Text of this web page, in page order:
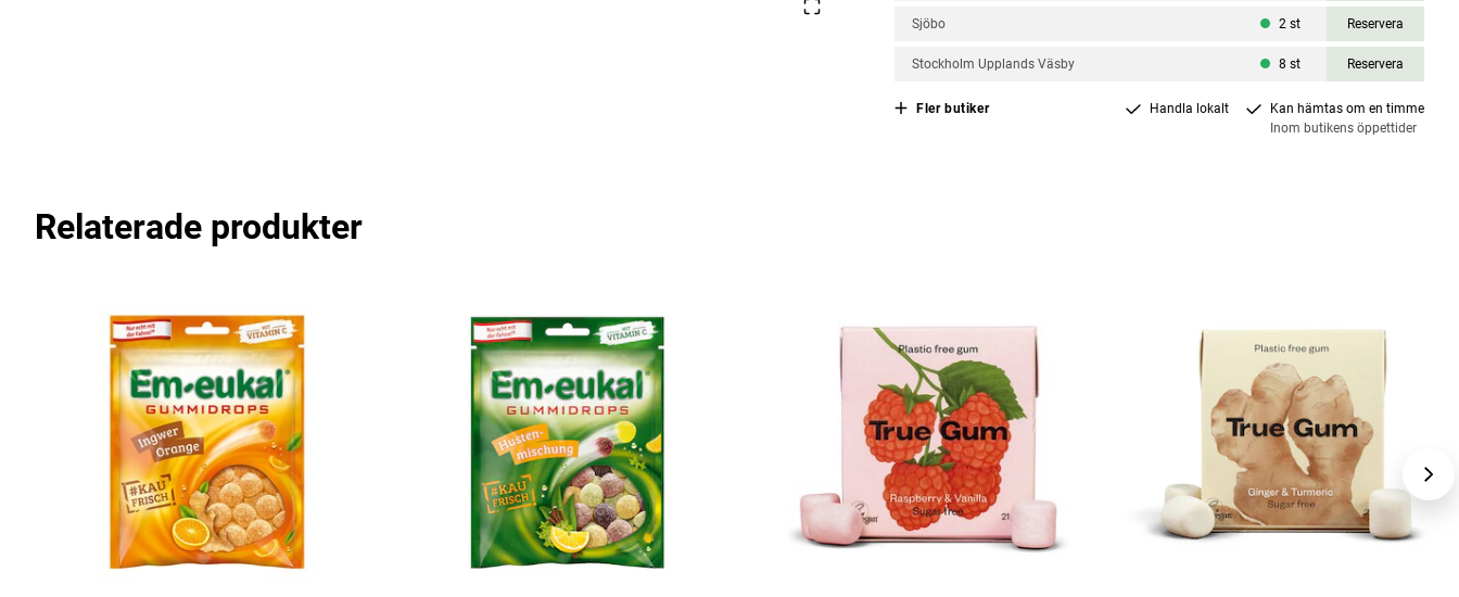
Sjöbo 2 st Reservera
Stockholm Upplands Väsby 8 st Reservera
Fler butiker Handla lokalt
Kan hämtas om en timme
Inom butikens öppettider
Relaterade produkter